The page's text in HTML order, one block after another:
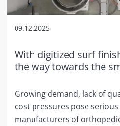
09.12.2025
With digitized surf
the way towards the
Growing demand, lack of
cost pressures pose
manufacturers of